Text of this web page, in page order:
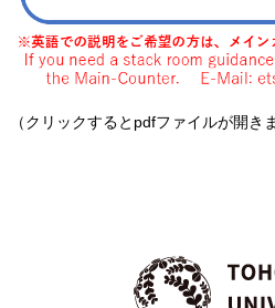
（クリックするとpdfファイルが開き